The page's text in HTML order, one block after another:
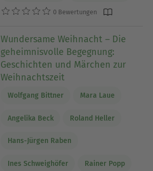
0 Bewertungen
Wundersame Weihnacht – Die
geheimnisvolle Begegnung:
Geschichten und Märchen zur
Weihnachtszeit
Wolfgang Bittner Mara Laue
Angelika Beck Roland Heller
Hans-Jürgen Raben
Ines Schweighöfer Rainer Popp